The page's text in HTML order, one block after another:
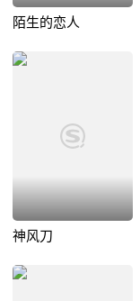
陌生的恋人
神风刀